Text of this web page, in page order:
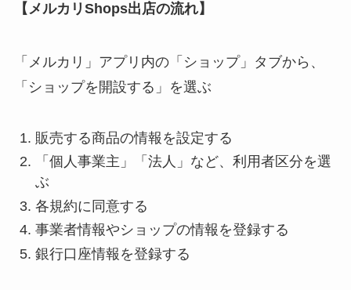
【メルカリShops出店の流れ】
「メルカリ」アプリ内の「ショップ」タブから、
「ショップを開設する」を選ぶ
販売する商品の情報を設定する
「個人事業主」「法人」など、利用者区分を選
ぶ
各規約に同意する
事業者情報やショップの情報を登録する
銀行口座情報を登録する